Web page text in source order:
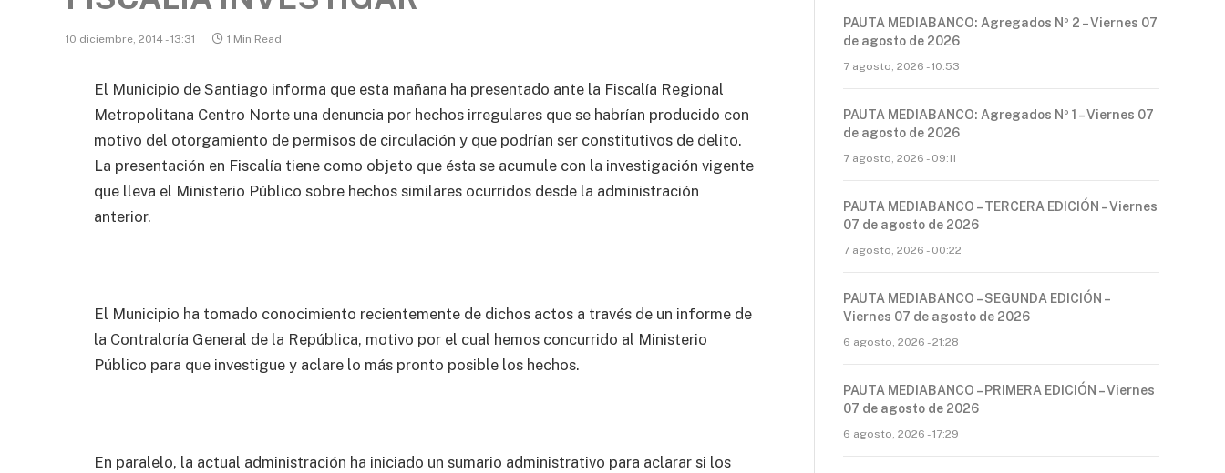
10 diciembre, 2014 - 13:31 1 Min Read
El Municipio de Santiago informa que esta mañana ha presentado ante la Fiscalía Regional
Metropolitana Centro Norte una denuncia por hechos irregulares que se habrían producido con
motivo del otorgamiento de permisos de circulación y que podrían ser constitutivos de delito.
La presentación en Fiscalía tiene como objeto que ésta se acumule con la investigación vigente
que lleva el Ministerio Público sobre hechos similares ocurridos desde la administración
anterior.
El Municipio ha tomado conocimiento recientemente de dichos actos a través de un informe de
la Contraloría General de la República, motivo por el cual hemos concurrido al Ministerio
Público para que investigue y aclare lo más pronto posible los hechos.
En paralelo, la actual administración ha iniciado un sumario administrativo para aclarar si los
PAUTA MEDIABANCO: Agregados Nº 2 – Viernes 07
de agosto de 2026
7 agosto, 2026 - 10:53
PAUTA MEDIABANCO: Agregados Nº 1 – Viernes 07
de agosto de 2026
7 agosto, 2026 - 09:11
PAUTA MEDIABANCO – TERCERA EDICIÓN – Viernes
07 de agosto de 2026
7 agosto, 2026 - 00:22
PAUTA MEDIABANCO – SEGUNDA EDICIÓN –
Viernes 07 de agosto de 2026
6 agosto, 2026 - 21:28
PAUTA MEDIABANCO – PRIMERA EDICIÓN – Viernes
07 de agosto de 2026
6 agosto, 2026 - 17:29